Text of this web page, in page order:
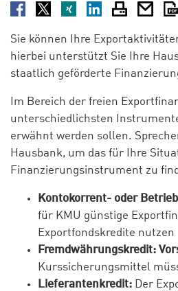
Facebook
TwitterXINGLinkedIn
Drucken
E-Mail
Sie können Ihre
hierbei unterstützt Sie Ihre
staatlich geförderte
Im Bereich der freien
unterschiedlichsten
erwähnt werden sollen.
Hausbank, um das für Ihre
Finanzierungsinstrument zu
Kontokorrent- oder
für KMU günstige
Exportfondskredite nutzen
Fremdwährungskredit:
Kurssicherungsmittel
Lieferantenkredit: Der